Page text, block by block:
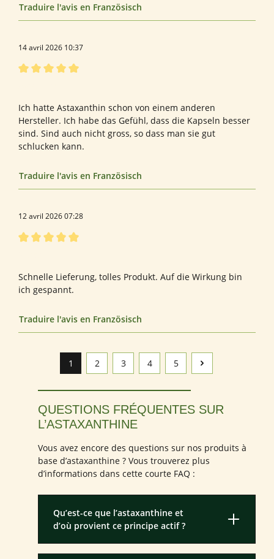
Traduire l'avis en Französisch
14 avril 2026 10:37
Ich hatte Astaxanthin schon von einem anderen
Hersteller. Ich habe das Gefühl, dass die Kapseln besser
sind. Sind auch nicht gross, so dass man sie gut
schlucken kann.
Traduire l'avis en Französisch
12 avril 2026 07:28
Schnelle Lieferung, tolles Produkt. Auf die Wirkung bin
ich gespannt.
Traduire l'avis en Französisch
Page
1 Page
2 Page
3 Page
4 Page
5
QUESTIONS FRÉQUENTES SUR
L’ASTAXANTHINE
Vous avez encore des questions sur nos produits à
base d’astaxanthine ? Vous trouverez plus
d’informations dans cette courte FAQ :
Qu’est-ce que l’astaxanthine et
d’où provient ce principe actif ?